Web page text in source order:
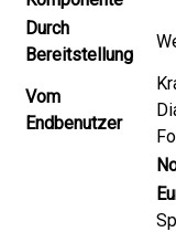
Durch
Bereitstellung
Vom
Endbenutzer